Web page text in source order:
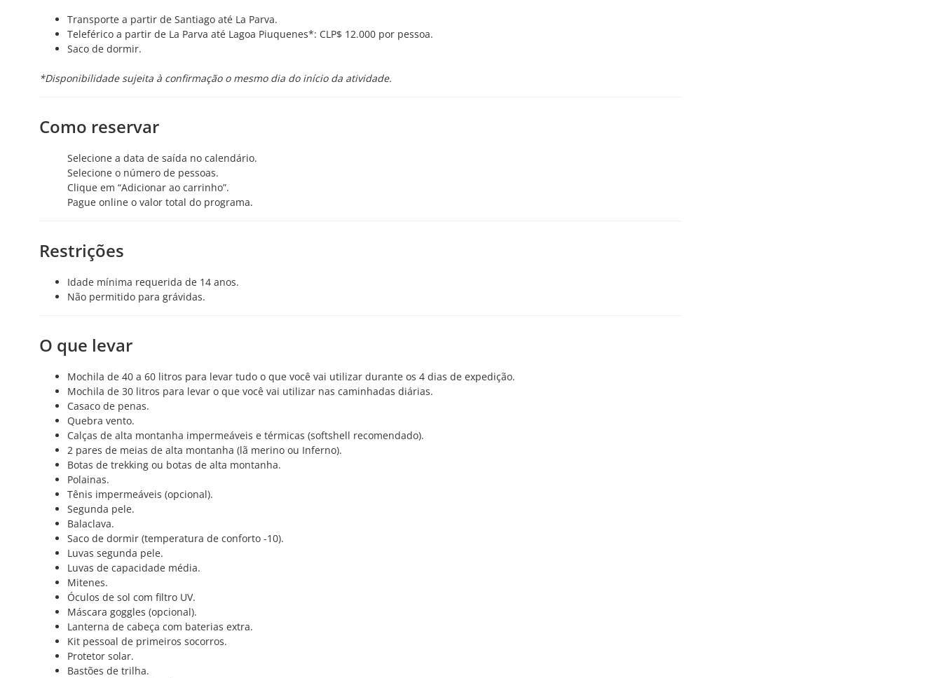
Transporte a partir de Santiago até La Parva.
Teleférico a partir de La Parva até Lagoa Piuquenes*: CLP$ 12.000 por pessoa.
Saco de dormir.
*Disponibilidade sujeita à confirmação o mesmo dia do início da atividade.
Como reservar
Selecione a data de saída no calendário.
Selecione o número de pessoas.
Clique em “Adicionar ao carrinho”.
Pague online o valor total do programa.
Restrições
Idade mínima requerida de 14 anos.
Não permitido para grávidas.
O que levar
Mochila de 40 a 60 litros para levar tudo o que você vai utilizar durante os 4 dias de expedição.
Mochila de 30 litros para levar o que você vai utilizar nas caminhadas diárias.
Casaco de penas.
Quebra vento.
Calças de alta montanha impermeáveis e térmicas (softshell recomendado).
2 pares de meias de alta montanha (lã merino ou Inferno).
Botas de trekking ou botas de alta montanha.
Polainas.
Tênis impermeáveis (opcional).
Segunda pele.
Balaclava.
Saco de dormir (temperatura de conforto -10).
Luvas segunda pele.
Luvas de capacidade média.
Mitenes.
Óculos de sol com filtro UV.
Máscara goggles (opcional).
Lanterna de cabeça com baterias extra.
Kit pessoal de primeiros socorros.
Protetor solar.
Bastões de trilha.